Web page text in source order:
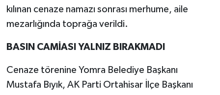
kılınan cenaze namazı sonrası merhume, aile
mezarlığında toprağa verildi.
BASIN CAMİASI YALNIZ BIRAKMADI
Cenaze törenine Yomra Belediye Başkanı
Mustafa Bıyık, AK Parti Ortahisar İlçe Başkanı